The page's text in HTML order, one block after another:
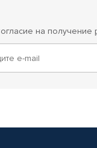
на получение